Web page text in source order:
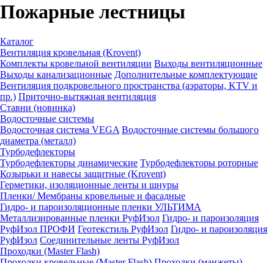
Пожарные лестницы
Каталог
Вентиляция кровельная (Krovent)
Комплекты кровельной вентиляции Выходы вентиляционные
Выходы канализационные Дополнительные комплектующие
Вентиляция подкровельного пространства (аэраторы, KTV и
пр.) Приточно-вытяжная вентиляция
Ставни (новинка)
Водосточные системы
Водосточная система VEGA Водосточные системы большого
диаметра (металл)
Турбодефлекторы
Турбодефлекторы динамические Турбодефлекторы роторные
Козырьки и навесы защитные (Krovent)
Герметики, изоляционные ленты и шнуры
Пленки/ Мембраны кровельные и фасадные
Гидро- и пароизоляционные пленки УЛЬТИМА
Металлизированные пленки РуфИзол Гидро- и пароизоляция
РуфИзол ПРОФИ Геотекстиль РуфИзол Гидро- и пароизоляция
РуфИзол Соединительные ленты РуфИзол
Проходки (Master Flash)